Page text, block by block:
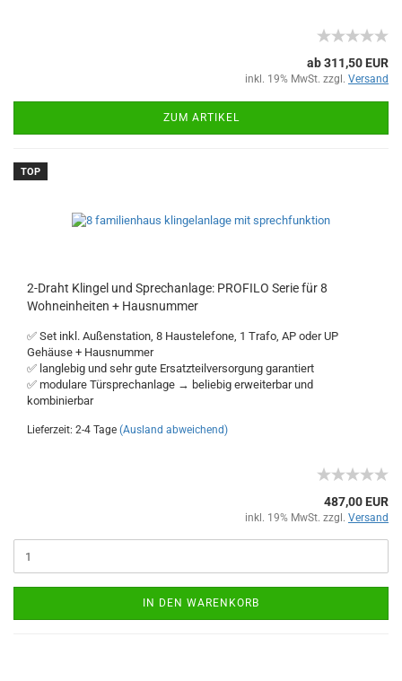
ab 311,50 EUR
inkl. 19% MwSt. zzgl. Versand
ZUM ARTIKEL
TOP
2-Draht Klingel und Sprechanlage: PROFILO Serie für 8
Wohneinheiten + Hausnummer
✅ Set inkl. Außenstation, 8 Haustelefone, 1 Trafo, AP oder UP
Gehäuse + Hausnummer
✅ langlebig und sehr gute Ersatzteilversorgung garantiert
✅ modulare Türsprechanlage → beliebig erweiterbar und
kombinierbar
Lieferzeit: 2-4 Tage (Ausland abweichend)
487,00 EUR
inkl. 19% MwSt. zzgl. Versand
IN DEN WARENKORB